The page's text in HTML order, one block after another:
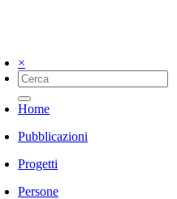
×
Home
Pubblicazioni
Progetti
Persone